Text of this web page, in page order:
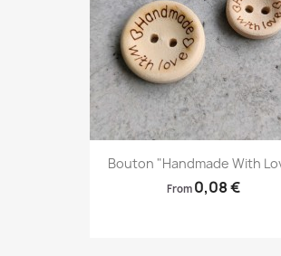
Bouton "Handmade With
From 0,08 €